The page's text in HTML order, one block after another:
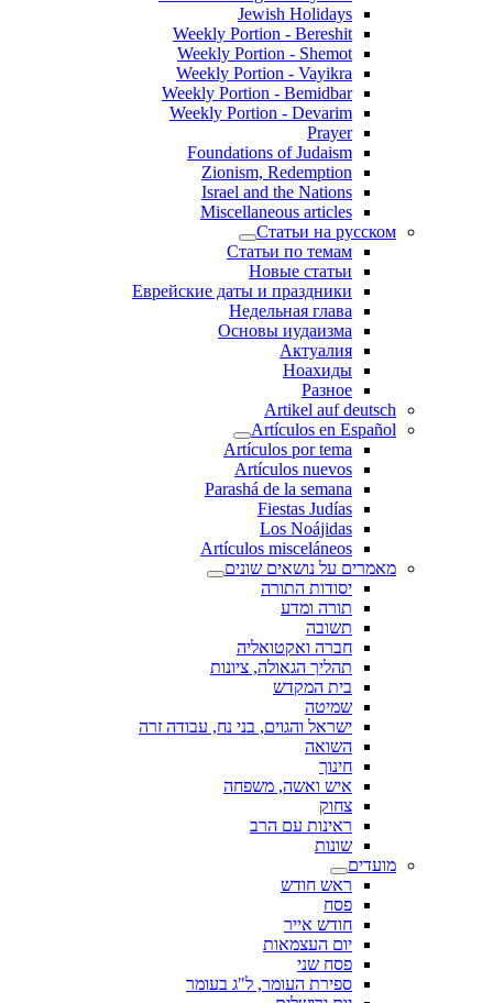
Jewish Holidays
Weekly Portion - Bereshit
Weekly Portion - Shemot
Weekly Portion - Vayikra
Weekly Portion - Bemidbar
Weekly Portion - Devarim
Prayer
Foundations of Judaism
Zionism, Redemption
Israel and the Nations
Miscellaneous articles
Статьи на русском
Статьи по темам
Новые статьи
Еврейские даты и праздники
Недельная глава
Основы иудаизма
Актуалия
Ноахиды
Разное
Artikel auf deutsch
Artículos en Español
Artículos por tema
Artículos nuevos
Parashá de la semana
Fiestas Judías
Los Noájidas
Artículos misceláneos
מאמרים על נושאים שונים
יסודות התורה
תורה ומדע
תשובה
חברה ואקטואליה
תהליך הגאולה, ציונות
בית המקדש
שמיטה
ישראל והגוים, בני נח, עבודה זרה
השואה
חינוך
איש ואשה, משפחה
צחוק
ראינות עם הרב
שונות
מועדים
ראש חודש
פסח
חודש אייר
יום העצמאות
פסח שני
ספירת העומר, ל"ג בעומר